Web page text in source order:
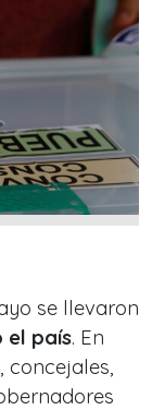
se llevaron
el país. En
concejales,